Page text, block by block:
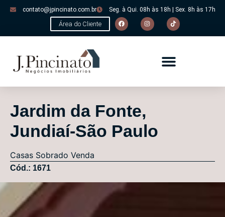
contato@jpincinato.com.br Seg. à Qui. 08h às 18h | Sex. 8h às 17h
Área do Cliente
Jardim da Fonte,
Jundiaí-São Paulo
Casas Sobrado Venda
Cód.: 1671